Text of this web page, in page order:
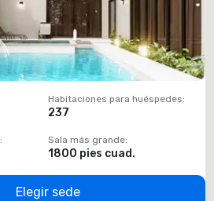
Habitaciones para huéspedes:
237
: Sala más grande:
1800 pies cuad.
Elegir sede